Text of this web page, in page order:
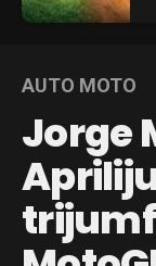
AUTO MOTO
Jorge